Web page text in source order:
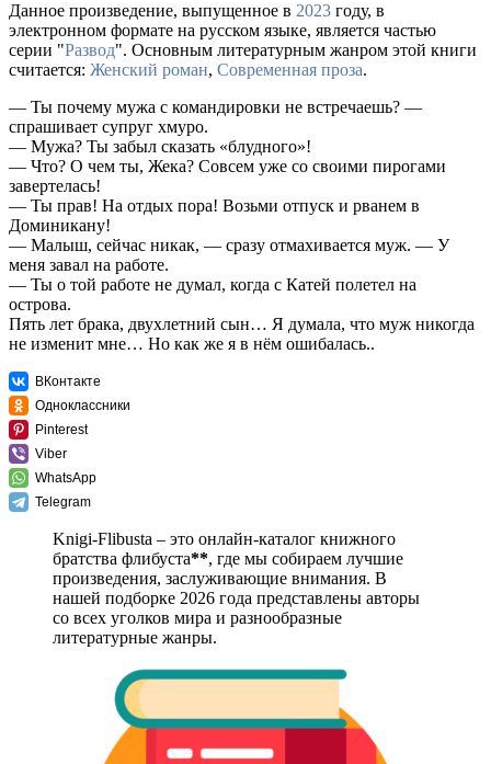
Данное произведение, выпущенное в 2023 году, в
электронном формате на русском языке, является частью
серии "Развод". Основным литературным жанром этой книги
считается: Женский роман, Современная проза.
— Ты почему мужа с командировки не встречаешь? —
спрашивает супруг хмуро.
— Мужа? Ты забыл сказать «блудного»!
— Что? О чем ты, Жека? Совсем уже со своими пирогами
завертелась!
— Ты прав! На отдых пора! Возьми отпуск и рванем в
Доминикану!
— Малыш, сейчас никак, — сразу отмахивается муж. — У
меня завал на работе.
— Ты о той работе не думал, когда с Катей полетел на
острова.
Пять лет брака, двухлетний сын… Я думала, что муж никогда
не изменит мне… Но как же я в нём ошибалась..
ВКонтакте
Одноклассники
Pinterest
Viber
WhatsApp
Telegram
Knigi-Flibusta – это онлайн-каталог книжного
братства флибуста**, где мы собираем лучшие
произведения, заслуживающие внимания. В
нашей подборке 2026 года представлены авторы
со всех уголков мира и разнообразные
литературные жанры.